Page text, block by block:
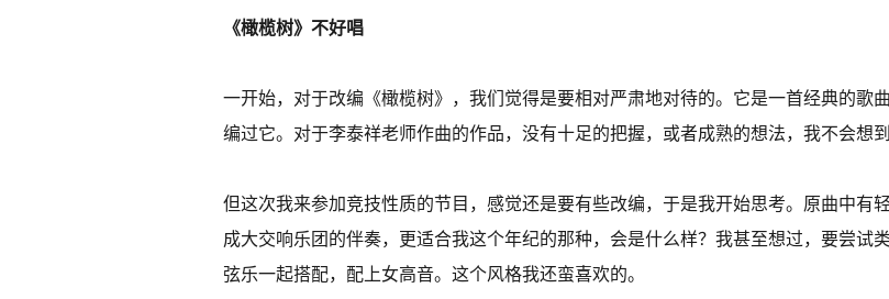
《橄榄树》不好唱
一开始，对于改编《橄榄树》，我们觉得是要相对严肃地对待的。它是一首经典的歌
编过它。对于李泰祥老师作曲的作品，没有十足的把握，或者成熟的想法，我不会想到
但这次我来参加竞技性质的节目，感觉还是要有些改编，于是我开始思考。原曲中有
成大交响乐团的伴奏，更适合我这个年纪的那种，会是什么样？我甚至想过，要尝试
弦乐一起搭配，配上女高音。这个风格我还蛮喜欢的。